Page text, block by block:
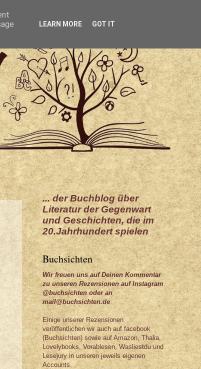
... der Buchblog über
Literatur der Gegenwart
und Geschichten, die im
20.Jahrhundert spielen
Buchsichten
Wir freuen uns auf Deinen Kommentar
zu unseren Rezensionen auf Instagram
@buchsichten oder an
mail@buchsichten.de
Einige unserer Rezensionen
veröffentlichen wir auch auf facebook
(Buchsichten) sowie auf Amazon, Thalia,
Lovelybooks, Vorablesen, Wasliestdu und
Lesejury in unseren jeweils eigenen
Accounts.
LEARN MORE GOT IT